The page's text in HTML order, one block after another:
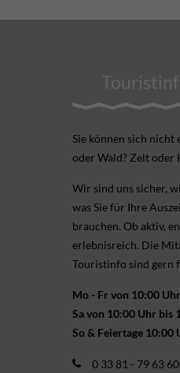
Sie können sich nicht
oder Wald? Zelt oder
Wir sind uns sicher,
was Sie für Ihre
brauchen. Ob aktiv,
erlebnis­reich. Die
Touristinfo sind gern
Mo - Fr von 10:00
Sa von 10:00 Uhr bis
So & Feiertage 10:00
0 33 81 - 79 63 60